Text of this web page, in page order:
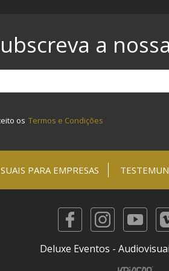
a
os Termos e Condições
PARA EMPRESAS
Deluxe Eventos -